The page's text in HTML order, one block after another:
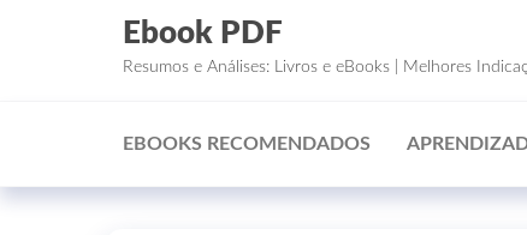
Ebook PDF
Resumos e Análises: Livros e eBooks | Melhores
EBOOKS RECOMENDADOS